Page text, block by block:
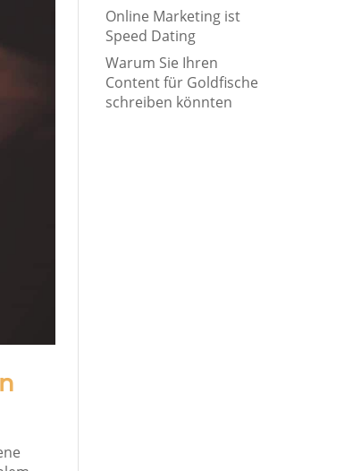
Online Marketing ist
Speed Dating
Warum Sie Ihren
Content für Goldfische
schreiben könnten